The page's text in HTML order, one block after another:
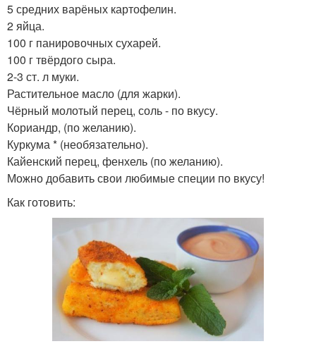
5 средних варёных картофелин.
2 яйца.
100 г панировочных сухарей.
100 г твёрдого сыра.
2-3 ст. л муки.
Растительное масло (для жарки).
Чёрный молотый перец, соль - по вкусу.
Кориандр, (по желанию).
Куркума * (необязательно).
Кайенский перец, фенхель (по желанию).
Можно добавить свои любимые специи по вкусу!
Как готовить: